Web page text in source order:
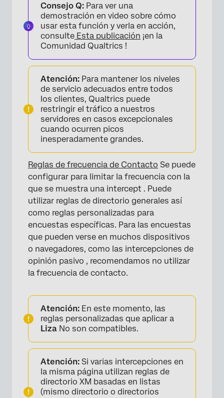
Consejo Q: Para ver una
demostración en video sobre cómo
usar esta función y verla en acción,
consulte Esta publicación ¡en la
Comunidad Qualtrics !
Atención: Para mantener los niveles
de servicio adecuados entre todos
los clientes, Qualtrics puede
restringir el tráfico a nuestros
servidores en casos excepcionales
cuando ocurren picos
inesperadamente grandes.
Reglas de frecuencia de Contacto Se puede
configurar para limitar la frecuencia con la
que se muestra una intercept . Puede
utilizar reglas de directorio generales así
como reglas personalizadas para
encuestas específicas. Para las encuestas
que pueden verse en muchos dispositivos
o navegadores, como las intercepciones de
opinión pasivo , recomendamos no utilizar
la frecuencia de contacto.
Atención: En este momento, las
reglas personalizadas que aplicar a
Liza No son compatibles.
Atención: Si varias intercepciones en
la misma página utilizan reglas de
directorio XM basadas en listas
(mismo directorio o directorios